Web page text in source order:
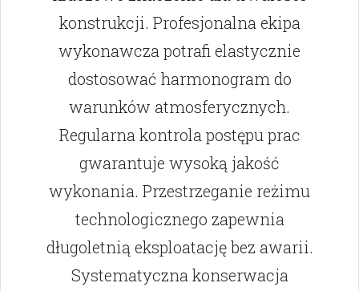
konstrukcji. Profesjonalna ekipa
wykonawcza potrafi elastycznie
dostosować harmonogram do
warunków atmosferycznych.
Regularna kontrola postępu prac
gwarantuje wysoką jakość
wykonania. Przestrzeganie reżimu
technologicznego zapewnia
długoletnią eksploatację bez awarii.
Systematyczna konserwacja